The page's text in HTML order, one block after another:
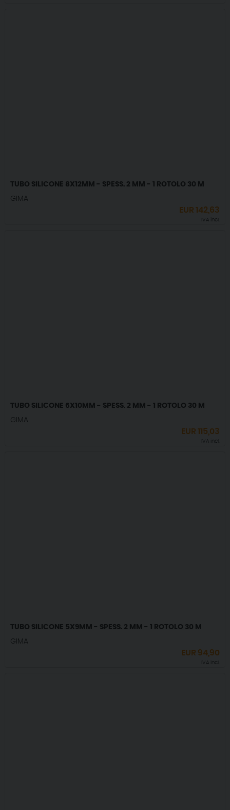
TUBO SILICONE 8X12MM - SPESS. 2 MM - 1 ROTOLO 30 M
GIMA
EUR142,63
IVA incl.
TUBO SILICONE 6X10MM - SPESS. 2 MM - 1 ROTOLO 30 M
GIMA
EUR115,03
IVA incl.
TUBO SILICONE 5X9MM - SPESS. 2 MM - 1 ROTOLO 30 M
GIMA
EUR 94,90
IVA incl.